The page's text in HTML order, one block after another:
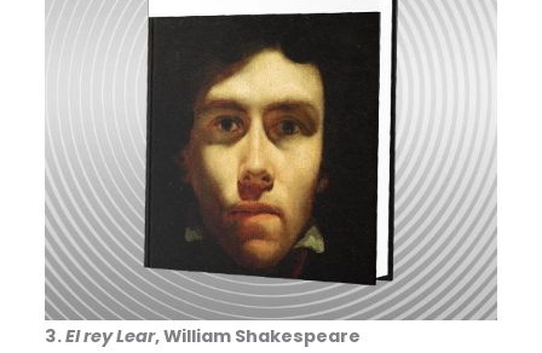
3.El rey Lear, William Shakespeare